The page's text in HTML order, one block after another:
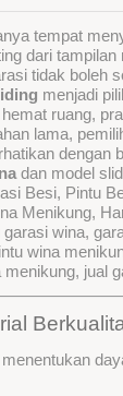
tempat
dari
tidak boleh
menjadi
ruang,
lama,
dengan
dan model
Besi, Pintu
Menikung,
garasi wina,
wina
menikung, jual